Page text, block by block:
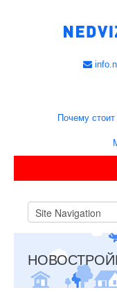
Почему